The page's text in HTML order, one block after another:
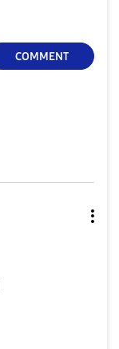
COMMENT